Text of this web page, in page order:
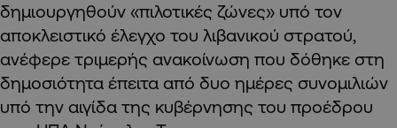
δημιουργηθούν «πιλοτικές ζώνες» υπό τον
αποκλειστικό έλεγχο του λιβανικού στρατού,
ανέφερε τριμερής ανακοίνωση που δόθηκε στη
δημοσιότητα έπειτα από δυο ημέρες συνομιλιών
υπό την αιγίδα της κυβέρνησης του προέδρου